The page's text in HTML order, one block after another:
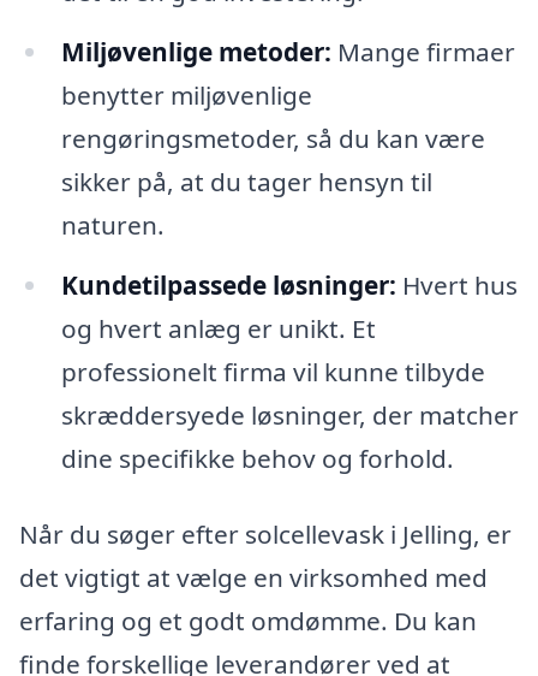
Miljøvenlige metoder: Mange firmaer
benytter miljøvenlige
rengøringsmetoder, så du kan være
sikker på, at du tager hensyn til
naturen.
Kundetilpassede løsninger: Hvert hus
og hvert anlæg er unikt. Et
professionelt firma vil kunne tilbyde
skræddersyede løsninger, der matcher
dine specifikke behov og forhold.
Når du søger efter solcellevask i Jelling, er
det vigtigt at vælge en virksomhed med
erfaring og et godt omdømme. Du kan
finde forskellige leverandører ved at